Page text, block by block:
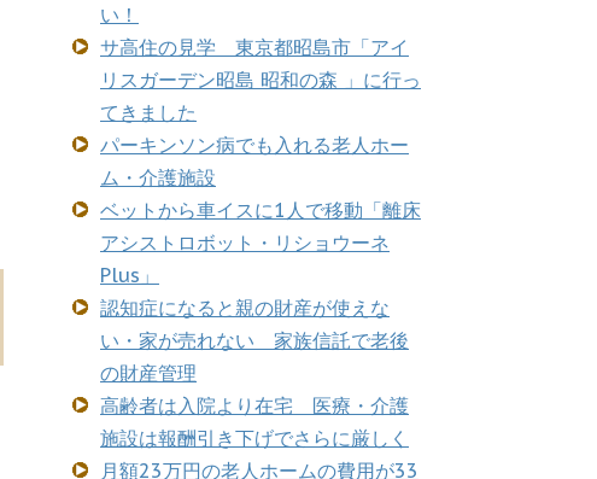
い！
サ高住の見学 東京都昭島市「アイ
リスガーデン昭島 昭和の森 」に行っ
てきました
パーキンソン病でも入れる老人ホー
ム・介護施設
ベットから車イスに1人で移動「離床
アシストロボット・リショウーネ
Plus」
認知症になると親の財産が使えな
い・家が売れない 家族信託で老後
の財産管理
高齢者は入院より在宅 医療・介護
施設は報酬引き下げでさらに厳しく
月額23万円の老人ホームの費用が33